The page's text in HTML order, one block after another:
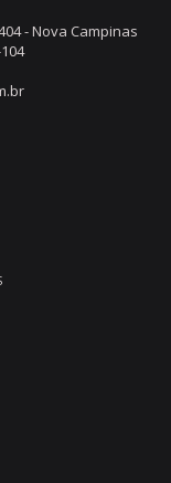
- Nova Campinas